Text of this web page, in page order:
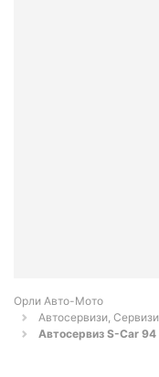
Орли Aвто-Mото
Автосервизи,
Автосервиз S-Car